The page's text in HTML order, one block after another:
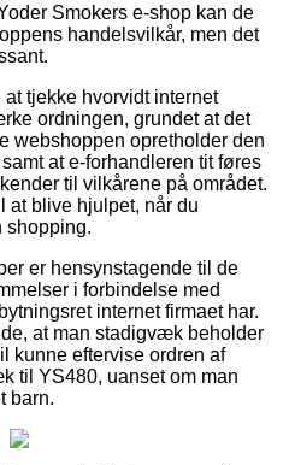
Smokers e-shop kan de
handelsvilkår, men det
tjekke hvorvidt internet
ordningen, grundet at det
webshoppen opretholder den
at e-forhandleren tit føres
til vilkårene på området.
at blive hjulpet, når du
er hensynstagende til de
i forbindelse med
internet firmaet har.
at man stadigvæk beholder
kunne eftervise ordren af
til YS480, uanset om man
barn.